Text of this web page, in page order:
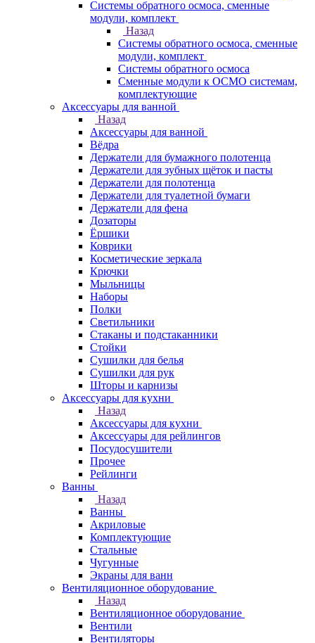
Системы обратного осмоса, сменные
модули, комплект
Назад
Системы обратного осмоса, сменные
модули, комплект
Системы обратного осмоса
Сменные модули к ОСМО системам,
комплектующие
Аксессуары для ванной
Назад
Аксессуары для ванной
Вёдра
Держатели для бумажного полотенца
Держатели для зубных щёток и пасты
Держатели для полотенца
Держатели для туалетной бумаги
Держатели для фена
Дозаторы
Ёршики
Коврики
Косметические зеркала
Крючки
Мыльницы
Наборы
Полки
Светильники
Стаканы и подстаканники
Стойки
Сушилки для белья
Сушилки для рук
Шторы и карнизы
Аксессуары для кухни
Назад
Аксессуары для кухни
Аксессуары для рейлингов
Посудосушители
Прочее
Рейлинги
Ванны
Назад
Ванны
Акриловые
Комплектующие
Стальные
Чугунные
Экраны для ванн
Вентиляционное оборудование
Назад
Вентиляционное оборудование
Вентили
Вентиляторы